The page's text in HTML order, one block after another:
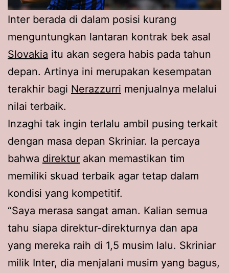
Inter berada di dalam posisi kurang
menguntungkan lantaran kontrak bek asal
Slovakia itu akan segera habis pada tahun
depan. Artinya ini merupakan kesempatan
terakhir bagi Nerazzurri menjualnya melalui
nilai terbaik.
Inzaghi tak ingin terlalu ambil pusing terkait
dengan masa depan Skriniar. Ia percaya
bahwa direktur akan memastikan tim
memiliki skuad terbaik agar tetap dalam
kondisi yang kompetitif.
“Saya merasa sangat aman. Kalian semua
tahu siapa direktur-direkturnya dan apa
yang mereka raih di 1,5 musim lalu. Skriniar
milik Inter, dia menjalani musim yang bagus,